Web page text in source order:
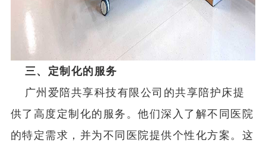
三、定制化的服务
广州爱陪共享科技有限公司的共享陪护床提
供了高度定制化的服务。他们深入了解不同医院
的特定需求，并为不同医院提供个性化方案。这